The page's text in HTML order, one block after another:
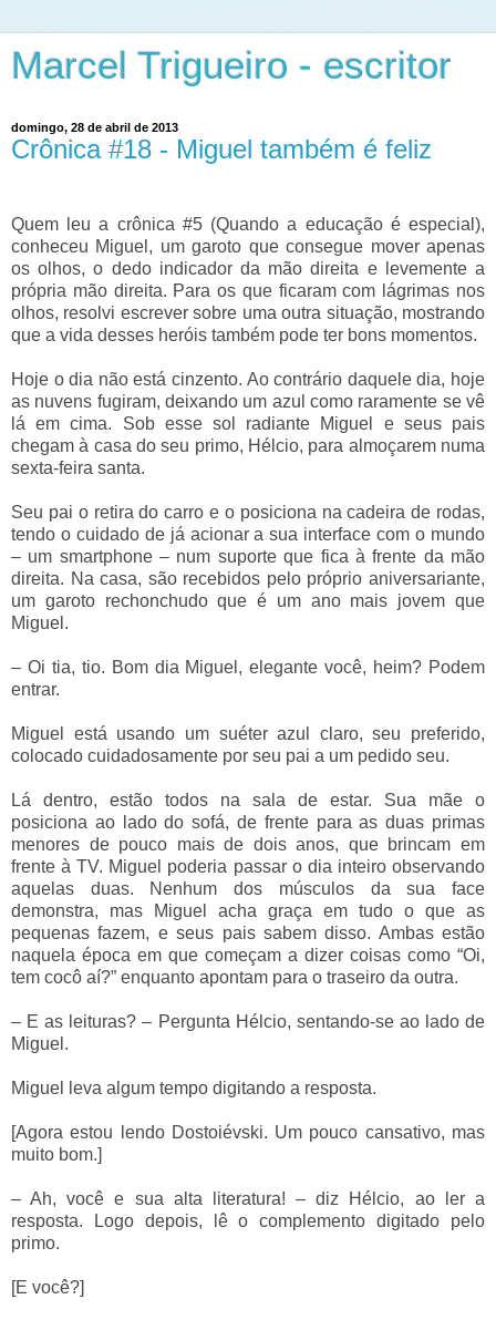
Marcel Trigueiro - escritor
domingo, 28 de abril de 2013
Crônica #18 - Miguel também é feliz
Quem leu a crônica #5 (Quando a educação é especial),
conheceu Miguel, um garoto que consegue mover apenas
os olhos, o dedo indicador da mão direita e levemente a
própria mão direita. Para os que ficaram com lágrimas nos
olhos, resolvi escrever sobre uma outra situação, mostrando
que a vida desses heróis também pode ter bons momentos.
Hoje o dia não está cinzento. Ao contrário daquele dia, hoje
as nuvens fugiram, deixando um azul como raramente se vê
lá em cima. Sob esse sol radiante Miguel e seus pais
chegam à casa do seu primo, Hélcio, para almoçarem numa
sexta-feira santa.
Seu pai o retira do carro e o posiciona na cadeira de rodas,
tendo o cuidado de já acionar a sua interface com o mundo
– um smartphone – num suporte que fica à frente da mão
direita. Na casa, são recebidos pelo próprio aniversariante,
um garoto rechonchudo que é um ano mais jovem que
Miguel.
– Oi tia, tio. Bom dia Miguel, elegante você, heim? Podem
entrar.
Miguel está usando um suéter azul claro, seu preferido,
colocado cuidadosamente por seu pai a um pedido seu.
Lá dentro, estão todos na sala de estar. Sua mãe o
posiciona ao lado do sofá, de frente para as duas primas
menores de pouco mais de dois anos, que brincam em
frente à TV. Miguel poderia passar o dia inteiro observando
aquelas duas. Nenhum dos músculos da sua face
demonstra, mas Miguel acha graça em tudo o que as
pequenas fazem, e seus pais sabem disso. Ambas estão
naquela época em que começam a dizer coisas como “Oi,
tem cocô aí?” enquanto apontam para o traseiro da outra.
– E as leituras? – Pergunta Hélcio, sentando-se ao lado de
Miguel.
Miguel leva algum tempo digitando a resposta.
[Agora estou lendo Dostoiévski. Um pouco cansativo, mas
muito bom.]
– Ah, você e sua alta literatura! – diz Hélcio, ao ler a
resposta. Logo depois, lê o complemento digitado pelo
primo.
[E você?]